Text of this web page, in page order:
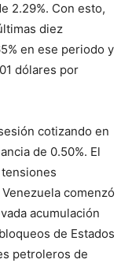
2.29%. Con esto,
diez
en ese periodo y
dólares por
cotizando en
de 0.50%. El
comenzó
acumulación
de Estados
petroleros de